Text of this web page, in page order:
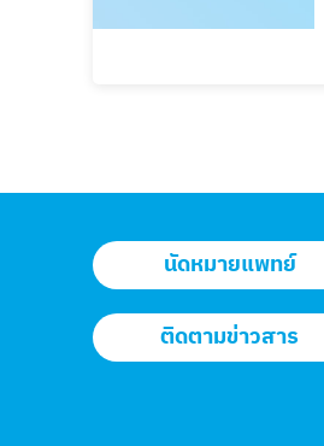
นัดหมายแพทย์
ติดตามข่าวสาร